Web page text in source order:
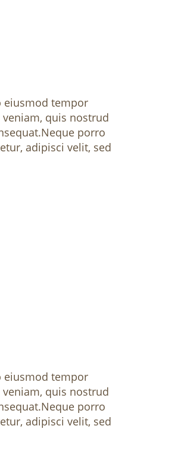
eiusmod tempor
quis nostrud
porro
adipisci velit, sed
eiusmod tempor
quis nostrud
porro
adipisci velit, sed